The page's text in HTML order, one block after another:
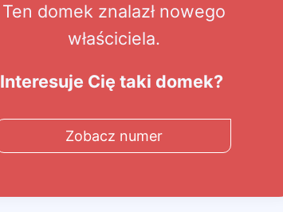
Ten domek znalazł nowego
właściciela.
Interesuje Cię taki domek?
Zobacz numer